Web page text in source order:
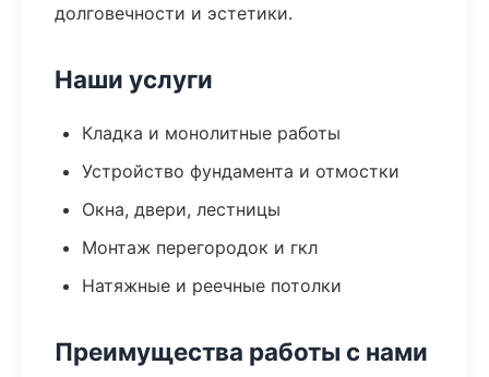
долговечности и эстетики.
Наши услуги
Кладка и монолитные работы
Устройство фундамента и отмостки
Окна, двери, лестницы
Монтаж перегородок и гкл
Натяжные и реечные потолки
Преимущества работы с нами